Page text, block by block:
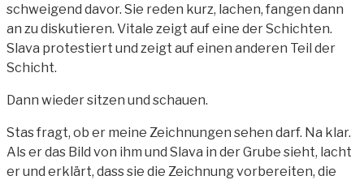
schweigend davor. Sie reden kurz, lachen, fangen dann
an zu diskutieren. Vitale zeigt auf eine der Schichten.
Slava protestiert und zeigt auf einen anderen Teil der
Schicht.
Dann wieder sitzen und schauen.
Stas fragt, ob er meine Zeichnungen sehen darf. Na klar.
Als er das Bild von ihm und Slava in der Grube sieht, lacht
er und erklärt, dass sie die Zeichnung vorbereiten, die